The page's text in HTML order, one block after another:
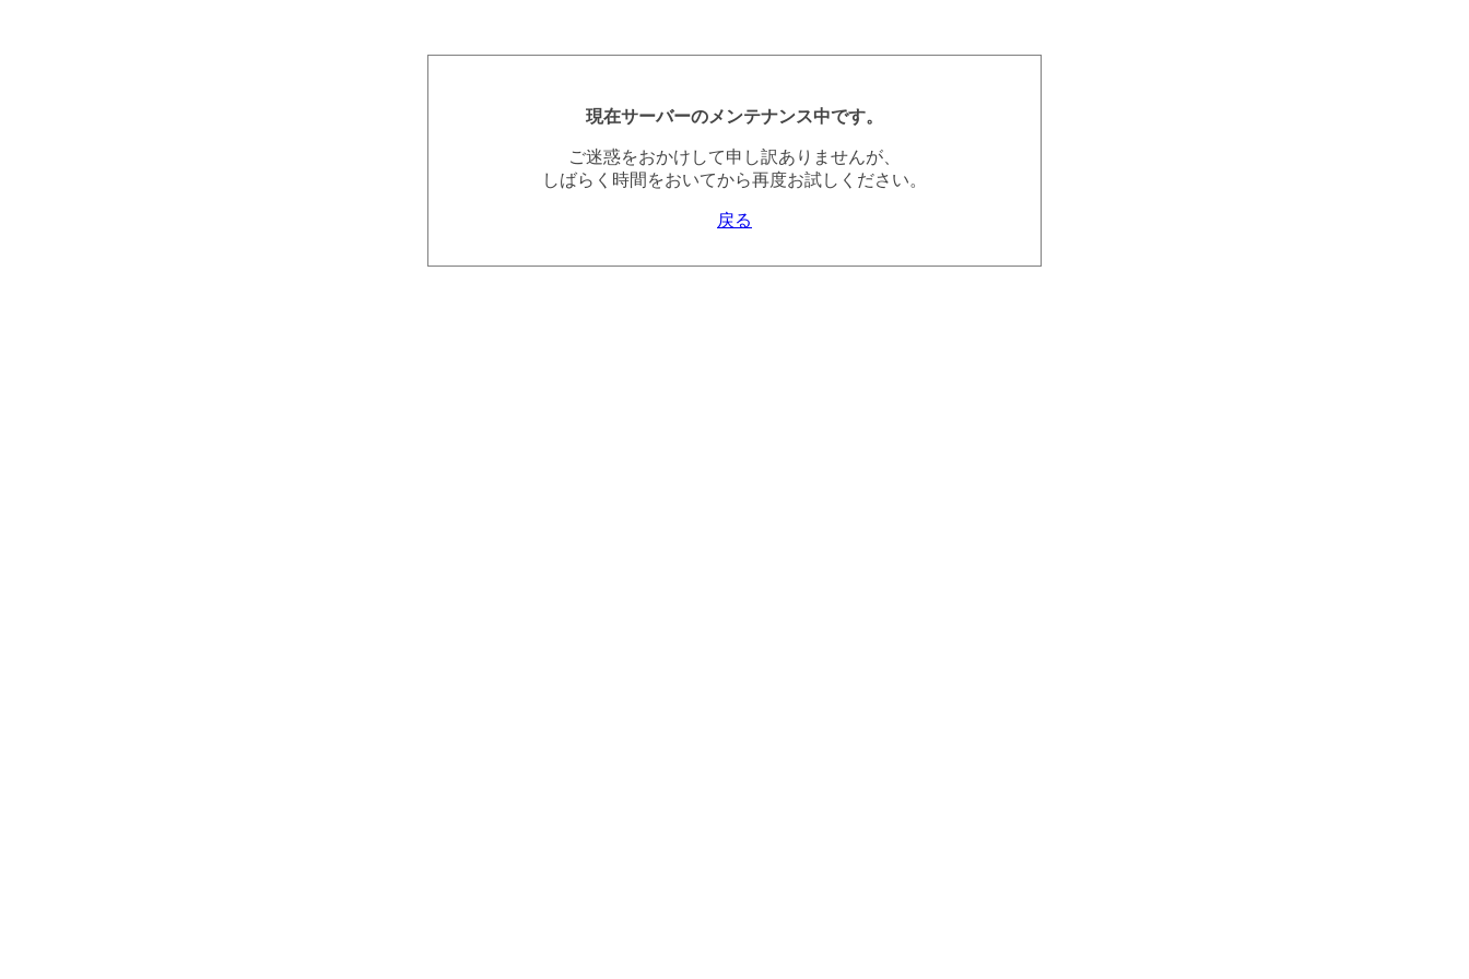
現在サーバーのメンテナンス中です。
ご迷惑をおかけして申し訳ありませんが、
しばらく時間をおいてから再度お試しください。
戻る